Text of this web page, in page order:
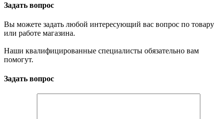
Задать вопрос
Вы можете задать любой интересующий вас вопрос по товару
или работе магазина.
Наши квалифицированные специалисты обязательно вам
помогут.
Задать вопрос